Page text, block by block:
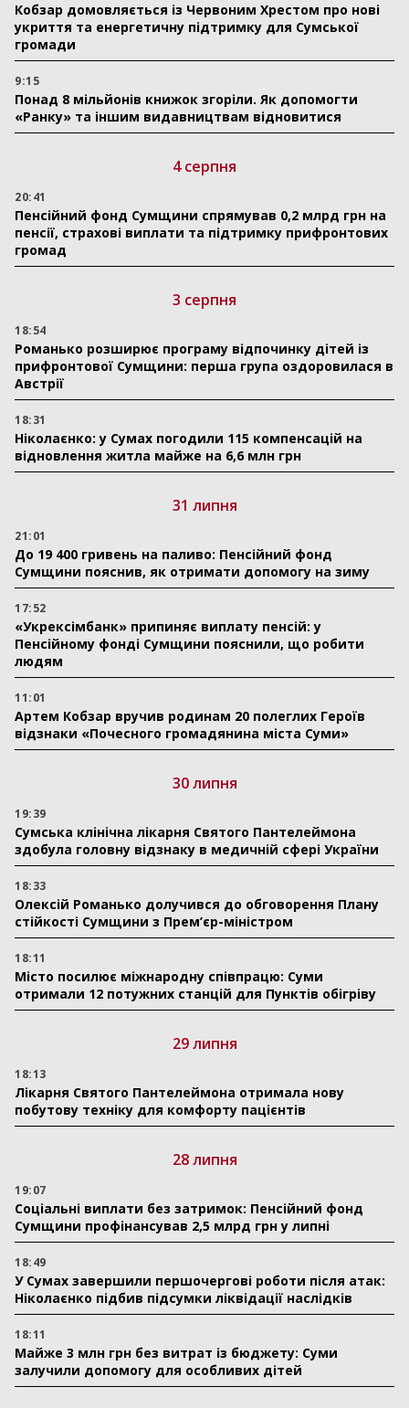
Кобзар домовляється із Червоним Хрестом про нові
укриття та енергетичну підтримку для Сумської
громади
9:15
Понад 8 мільйонів книжок згоріли. Як допомогти
«Ранку» та іншим видавництвам відновитися
4 серпня
20:41
Пенсійний фонд Сумщини спрямував 0,2 млрд грн на
пенсії, страхові виплати та підтримку прифронтових
громад
3 серпня
18:54
Романько розширює програму відпочинку дітей із
прифронтової Сумщини: перша група оздоровилася в
Австрії
18:31
Ніколаєнко: у Сумах погодили 115 компенсацій на
відновлення житла майже на 6,6 млн грн
31 липня
21:01
До 19 400 гривень на паливо: Пенсійний фонд
Сумщини пояснив, як отримати допомогу на зиму
17:52
«Укрексімбанк» припиняє виплату пенсій: у
Пенсійному фонді Сумщини пояснили, що робити
людям
11:01
Артем Кобзар вручив родинам 20 полеглих Героїв
відзнаки «Почесного громадянина міста Суми»
30 липня
19:39
Сумська клінічна лікарня Святого Пантелеймона
здобула головну відзнаку в медичній сфері України
18:33
Олексій Романько долучився до обговорення Плану
стійкості Сумщини з Прем’єр-міністром
18:11
Місто посилює міжнародну співпрацю: Суми
отримали 12 потужних станцій для Пунктів обігріву
29 липня
18:13
Лікарня Святого Пантелеймона отримала нову
побутову техніку для комфорту пацієнтів
28 липня
19:07
Соціальні виплати без затримок: Пенсійний фонд
Сумщини профінансував 2,5 млрд грн у липні
18:49
У Сумах завершили першочергові роботи після атак:
Ніколаєнко підбив підсумки ліквідації наслідків
18:11
Майже 3 млн грн без витрат із бюджету: Суми
залучили допомогу для особливих дітей